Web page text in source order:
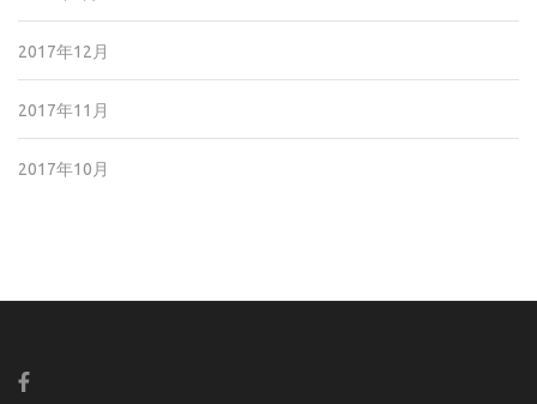
2017年12月
2017年11月
2017年10月